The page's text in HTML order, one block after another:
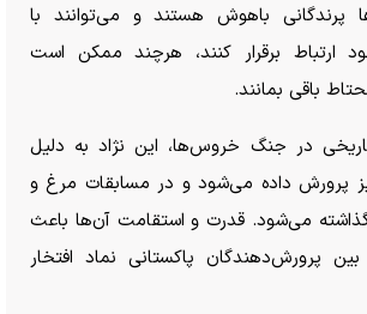
پرندگانی باهوش هستند و می‌توانند با
ارتباط برقرار کنند، هرچند ممکن است
باقی بمانند.
در جنگ خروس‌ها، این نژاد به دلیل
پرورش داده می‌شود و در مسابقات مرغ و
می‌شود. قدرت و استقامت آن‌ها باعث
پرورش‌دهندگان پاکستانی نماد افتخار